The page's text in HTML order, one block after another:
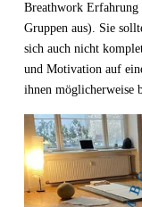
Breathwork Erfahrung
Gruppen aus). Sie
sich auch nicht
und Motivation auf
ihnen möglicherweise